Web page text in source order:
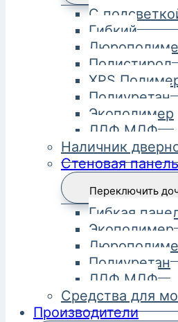
С
Гибкий
Полистирол
XPS
Полиуретан
Экополимер
ЛДФ МДФ
Наличник
Стеновая панель
Переключить
Гибкая
Экополимер
Полиуретан
ЛДФ МДФ
Средства для
Производители